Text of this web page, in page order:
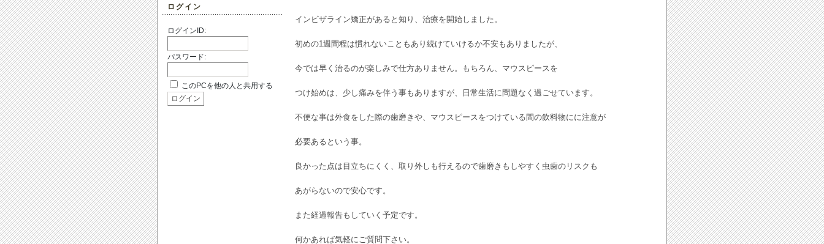
インビザライン矯正があると知り、治療を開始しました。
初めの1週間程は慣れないこともあり続けていけるか不安もありましたが、
今では早く治るのが楽しみで仕方ありません。もちろん、マウスピースを
つけ始めは、少し痛みを伴う事もありますが、日常生活に問題なく過ごせています。
不便な事は外食をした際の歯磨きや、マウスピースをつけている間の飲料物にに注意が
必要あるという事。
良かった点は目立ちにくく、取り外しも行えるので歯磨きもしやすく虫歯のリスクも
あがらないので安心です。
また経過報告もしていく予定です。
何かあれば気軽にご質問下さい。
ログイン
ログインID:
パスワード:
このPCを他の人と共用する